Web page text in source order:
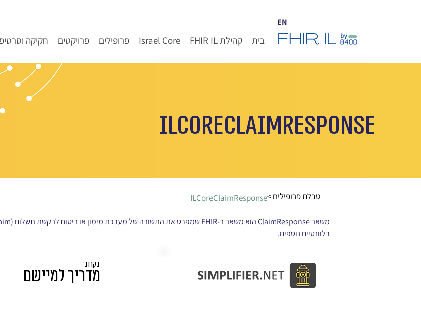
בית קהילת FHIR IL Israel Core פרופילים פרויקטים חקיקה
EN
ILCoreClaimResponse
ILCoreClaimResponse < טבלת פרופילים
רלוונטיים נוספים.
מדריך למיישם
בקרוב